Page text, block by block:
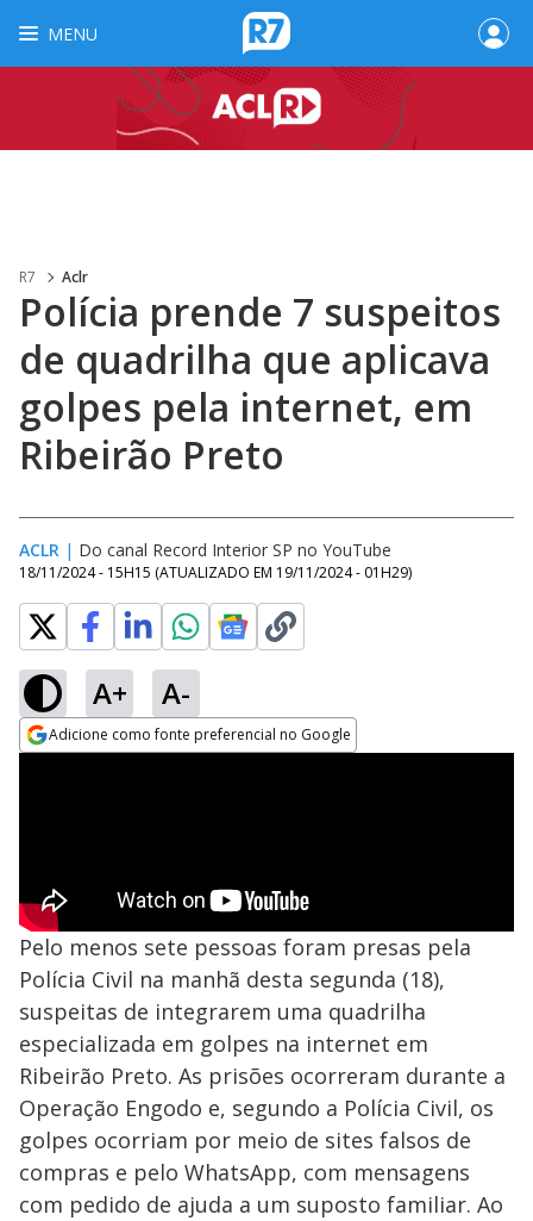
MENU
R7 Aclr
Polícia prende 7 suspeitos
de quadrilha que aplicava
golpes pela internet, em
Ribeirão Preto
ACLR | Do canal Record Interior SP no YouTube
18/11/2024 - 15H15 (ATUALIZADO EM 19/11/2024 - 01H29)
A+ A-
Adicione como fonte preferencial no Google
Pelo menos sete pessoas foram presas pela
Polícia Civil na manhã desta segunda (18),
suspeitas de integrarem uma quadrilha
especializada em golpes na internet em
Ribeirão Preto. As prisões ocorreram durante a
Operação Engodo e, segundo a Polícia Civil, os
golpes ocorriam por meio de sites falsos de
compras e pelo WhatsApp, com mensagens
com pedido de ajuda a um suposto familiar. Ao